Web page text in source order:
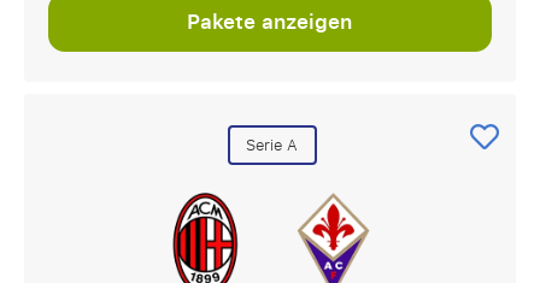
Pakete anzeigen
Serie A